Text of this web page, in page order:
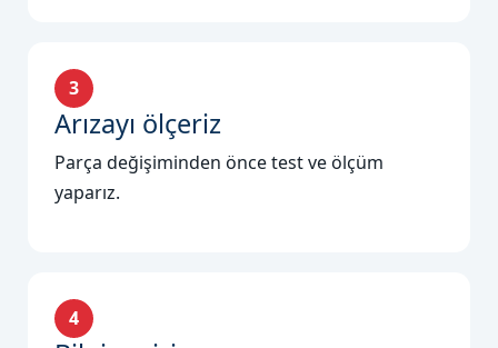
3
Arızayı ölçeriz
Parça değişiminden önce test ve ölçüm
yaparız.
4